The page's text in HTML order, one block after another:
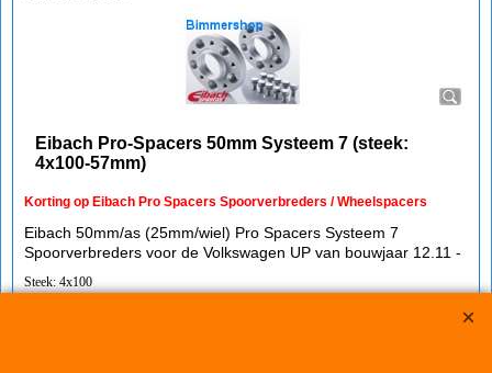
Eibach Pro-Spacers 50mm Systeem 7 (steek:
4x100-57mm)
Korting op Eibach Pro Spacers Spoorverbreders / Wheelspacers
Eibach 50mm/as (25mm/wiel) Pro Spacers Systeem 7
Spoorverbreders voor de Volkswagen UP van bouwjaar 12.11 -
Steek: 4x100